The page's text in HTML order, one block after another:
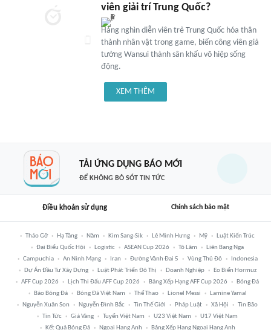
viên giải trí Trung Quốc?
Hàng nghìn diễn viên trẻ Trung Quốc hóa thân
thành nhân vật trong game, biến công viên giả
tưởng Wansui thành sân khấu võ hiệp sống
động.
XEM THÊM
TẢI ỨNG DỤNG BÁO MỚI
ĐỂ KHÔNG BỎ SÓT TIN TỨC
Điều khoản sử dụng Chính sách bảo mật
Tháo Gỡ Hạ Tầng Năm Kim Sang-Sik Lê Minh Hưng Mỹ
Luật Kiến Trúc
Đại Biểu Quốc Hội
Logistic ASEAN Cup 2026 Tô Lâm
Liên Bang Nga
Campuchia
An Ninh Mạng Iran Đường Vành Đai 5 Vùng Thủ Đô
Indonesia
Dự Án Đầu Tư Xây Dựng
Luật Phát Triển Đô Thị Doanh Nghiệp
Eo Biển Hormuz
AFF Cup 2026
Lịch Thi Đấu AFF Cup 2026 Bảng Xếp Hạng AFF Cup 2026
Bóng Đá
Báo Bóng Đá
Bóng Đá Việt Nam Thể Thao Lionel Messi
Lamine Yamal
Nguyễn Xuân Son
Nguyễn Đình Bắc Tin Thế Giới Pháp Luật Xã Hội
Tin Bão
Tin Tức
Giá Vàng Tuyển Việt Nam U23 Việt Nam
U17 Việt Nam
Kết Quả Bóng Đá
Ngoại Hạng Anh Bảng Xếp Hạng Ngoại Hạng Anh